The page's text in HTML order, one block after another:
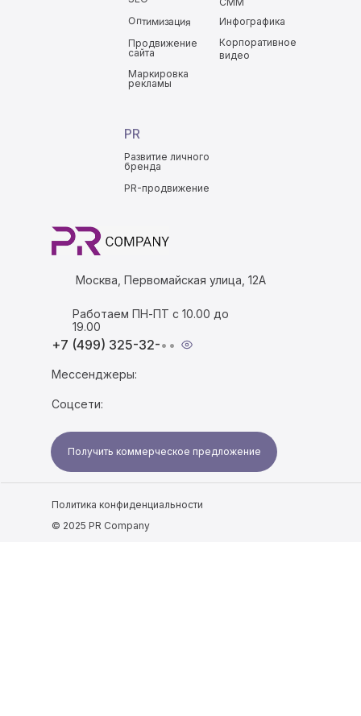
+7 (499) 325-32-••
Оптимизация
Маркировка
рекламы
Продвижение
сайта
© 2025 PR Company
Политика конфиденциальности
Получить коммерческое предложение
PR
PR-продвижение
Развитие личного
бренда
Москва, Первомайская улица, 12А
Инфографика
Корпоративное
видео
Работаем ПН-ПТ с 10.00 до
19.00
Соцсети:
Мессенджеры: